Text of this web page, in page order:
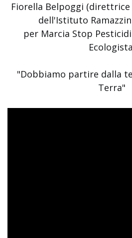
Fiorella Belpoggi (direttrice
dell'Istituto
per Marcia Stop
"Dobbiamo partire dalla
Terra"